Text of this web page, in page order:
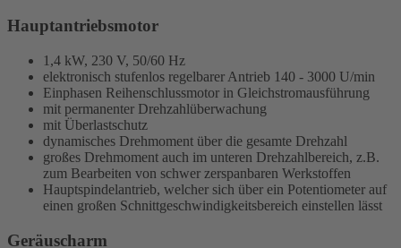
Hauptantriebsmotor
1,4 kW, 230 V, 50/60 Hz
elektronisch stufenlos regelbarer Antrieb 140 - 3000 U/min
Einphasen Reihenschlussmotor in Gleichstromausführung
mit permanenter Drehzahlüberwachung
mit Überlastschutz
dynamisches Drehmoment über die gesamte Drehzahl
großes Drehmoment auch im unteren Drehzahlbereich, z.B.
zum Bearbeiten von schwer zerspanbaren Werkstoffen
Hauptspindelantrieb, welcher sich über ein Potentiometer auf
einen großen Schnittgeschwindigkeitsbereich einstellen lässt
Geräuscharm